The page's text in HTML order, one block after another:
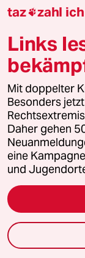
Berliner
„Berlin ist
Millionärsvilla,
Stadion: Jan
verschlossen
taz zahl ich
Links
Mit doppelter
Besonders
Daher gehen
eine
und